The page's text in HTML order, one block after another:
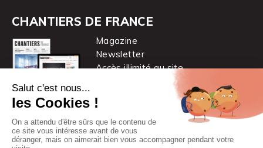
CHANTIERS DE FRANCE
Magazine
Newsletter
Accès illimité au site